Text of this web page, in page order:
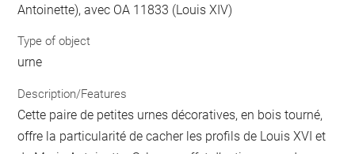
Antoinette), avec OA 11833 (Louis XIV)
Type of object
urne
Description/Features
Cette paire de petites urnes décoratives, en bois tourné,
offre la particularité de cacher les profils de Louis XVI et